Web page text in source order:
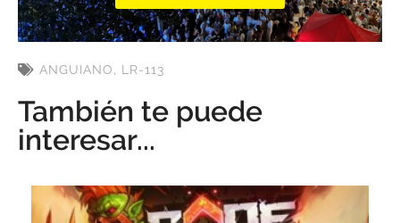
ANGUIANO, LR-113
También te puede
interesar...